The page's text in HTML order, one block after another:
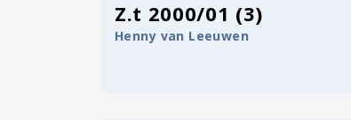
Z.t 2000/01 (3)
Henny van Leeuwen